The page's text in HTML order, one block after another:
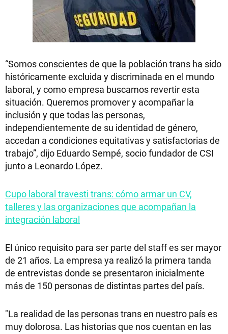
“Somos conscientes de que la población trans ha sido
históricamente excluida y discriminada en el mundo
laboral, y como empresa buscamos revertir esta
situación. Queremos promover y acompañar la
inclusión y que todas las personas,
independientemente de su identidad de género,
accedan a condiciones equitativas y satisfactorias de
trabajo”, dijo Eduardo Sempé, socio fundador de CSI
junto a Leonardo López.
Cupo laboral travesti trans: cómo armar un CV,
talleres y las organizaciones que acompañan la
integración laboral
El único requisito para ser parte del staff es ser mayor
de 21 años. La empresa ya realizó la primera tanda
de entrevistas donde se presentaron inicialmente
más de 150 personas de distintas partes del país.
"La realidad de las personas trans en nuestro país es
muy dolorosa. Las historias que nos cuentan en las